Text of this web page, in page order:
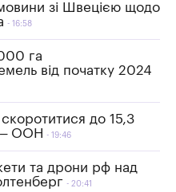
зі Швецією щодо
16:58
га
від початку 2024
до 15,3
– ООН
19:46
та дрони рф над
20:41